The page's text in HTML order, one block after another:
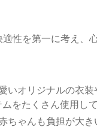
性を第一に考え、
いオリジナルの衣
をたくさん使用し
ちゃんも負担が大き